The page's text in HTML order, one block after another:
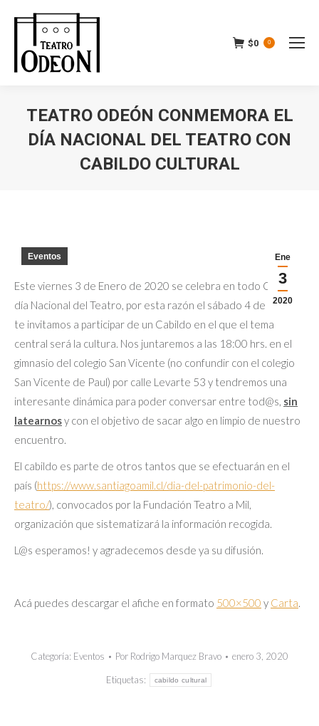
$0 0
TEATRO ODEÓN CONMEMORA EL
DÍA NACIONAL DEL TEATRO CON
CABILDO CULTURAL
Ene
3
2020
Eventos
Este viernes 3 de Enero de 2020 se celebra en todo Chile el
día Nacional del Teatro, por esta razón el sábado 4 de Enero,
te invitamos a participar de un Cabildo en el que el tema
central será la cultura. Nos juntaremos a las 18:00 hrs. en el
gimnasio del colegio San Vicente (no confundir con el colegio
San Vicente de Paul) por calle Levarte 53 y tendremos una
interesante dinámica para poder conversar entre tod@s, sin
latearnosy con el objetivo de sacar algo en limpio de nuestro
encuentro.
El cabildo es parte de otros tantos que se efectuarán en el
país (https://www.santiagoamil.cl/dia-del-patrimonio-del-
teatro/), convocados por la Fundación Teatro a Mil,
organización que sistematizará la información recogida.
L@s esperamos! y agradecemos desde ya su difusión.
Acá puedes descargar el afiche en formato 500×500 y Carta.
Categoría: Eventos Por Rodrigo Marquez Bravo enero 3, 2020
Etiquetas: cabildo cultural